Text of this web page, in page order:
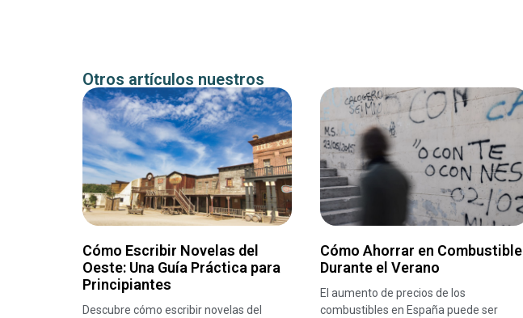
Otros artículos nuestros
Cómo Escribir Novelas del
Oeste: Una Guía Práctica para
Principiantes
Descubre cómo escribir novelas del
Cómo Ahorrar en Combustible
Durante el Verano
El aumento de precios de los
combustibles en España puede ser